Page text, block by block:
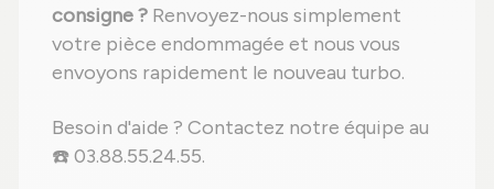
consigne ? Renvoyez-nous simplement
votre pièce endommagée et nous vous
envoyons rapidement le nouveau turbo.
Besoin d'aide ? Contactez notre équipe au
☎️ 03.88.55.24.55.